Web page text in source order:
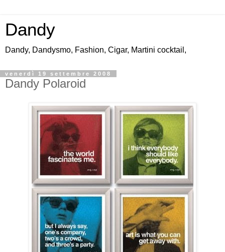
Dandy
Dandy, Dandysmo, Fashion, Cigar, Martini cocktail,
venerdì 19 settembre 2008
Dandy Polaroid